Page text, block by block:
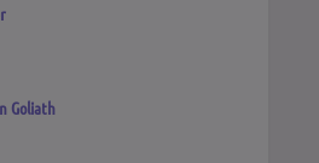
Goliath